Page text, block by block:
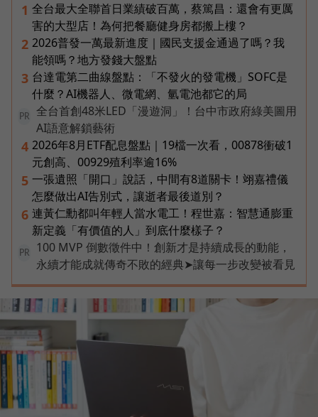
1 全台最大全聯首日業績破百萬，蔡篤昌：還會有更厲
害的大型店！為何把餐廳健身房都搬上樓？
2 2026普發一萬最新進度｜國民支援金通過了嗎？我
能領嗎？地方發錢大盤點
3 台達電第二曲線盤點：「不發火的發電機」SOFC是
什麼？AI機器人、微電網、氫電池都它的局
PR
全台首創48米LED「漫遊洞」！台中市政府綠美圖用
AI語意解鎖藝術
4 2026年8月ETF配息盤點｜19檔一次看，00878衝破1
元創高、00929殖利率逾16%
5 一張遺照「開口」說話，中間有8道關卡！翊嘉禮儀
怎麼做出AI告別式，讓逝者最後道別？
6 連黃仁勳都叫年輕人當水電工！程世嘉：智慧通膨重
新定義「有價值的人」到底什麼樣子？
PR
100 MVP 倒數徵件中！創新才是持續成長的動能，
永續才能成就傳奇不敗的經典➤讓每一步改變被看見